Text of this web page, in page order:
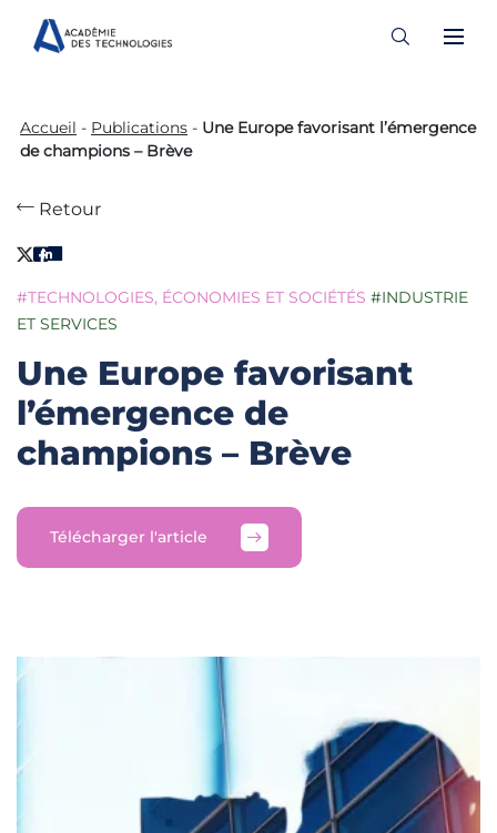
content
Accueil - Publications - Une Europe favorisant l’émergence
de champions – Brève
Retour
#TECHNOLOGIES, ÉCONOMIES ET SOCIÉTÉS #INDUSTRIE
ET SERVICES
Une Europe favorisant
l’émergence de
champions – Brève
Télécharger l'article